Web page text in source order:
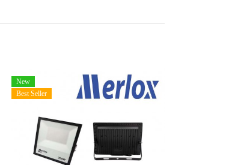
New
Best Seller